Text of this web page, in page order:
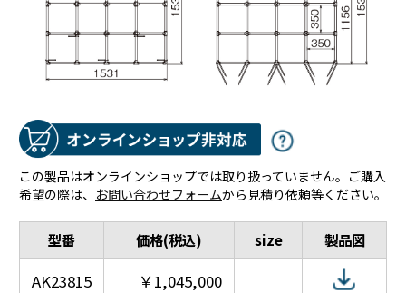
この製品はオンラインショップでは取り扱っていません。ご購入
希望の際は、 お問い合わせフォームから見積り依頼等ください。
型番
AK23815
価格(税込) size 製品図
￥1,045,000